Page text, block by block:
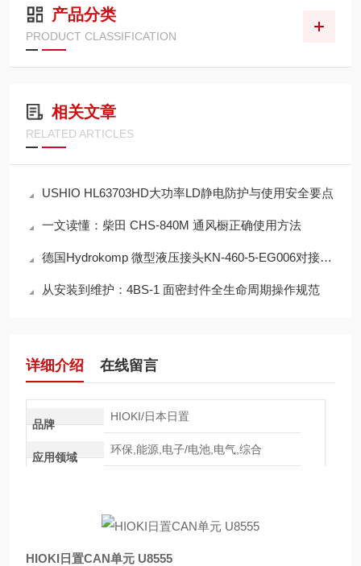
产品分类
PRODUCT CLASSIFICATION
相关文章
RELATED ARTICLES
USHIO HL63703HD大功率LD静电防护与使用安全要点
一文读懂：柴田 CHS-840M 通风橱正确使用方法
德国Hydrokomp 微型液压接头KN-460-5-EG006对接流程与注意事项
从安装到维护：4BS-1 面密封件全生命周期操作规范
详细介绍 在线留言
品牌
HIOKI/日本日置
应用领域
环保,能源,电子/电池,电气,综合
HIOKI日置CAN单元 U8555